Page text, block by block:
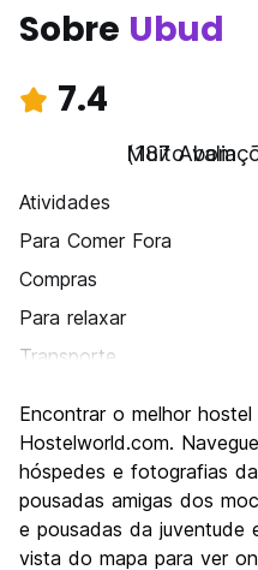
Sobre Ubud
7.4
Muito bom
(187
Atividades
Para Comer Fora
Compras
Para relaxar
Transporte
Cultura
Festas / vida noturna
Custo-beneficio
Encontrar o melhor
Hostelworld.com.
hóspedes e fotografias
pousadas amigas dos
e pousadas da juventude
vista do mapa para ver